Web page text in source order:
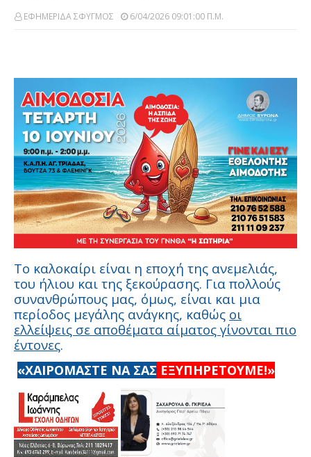
ΕΦΗΜΕΡΙΔΑ ΣΦΥΓΜΟΣ 6/04/2026 09:01:00 Π.μ.
Το καλοκαίρι είναι η εποχή της ανεμελιάς,
του ήλιου και της ξεκούρασης. Για πολλούς
συνανθρώπους μας, όμως, είναι και μια
περίοδος μεγάλης ανάγκης, καθώς οι
ελλείψεις σε αποθέματα αίματος γίνονται πιο
έντονες.
«ΧΑΙΡΟΜΑΣΤΕ ΝΑ ΣΑΣ ΕΞΥΠΗΡΕΤΟΥΜΕ!»